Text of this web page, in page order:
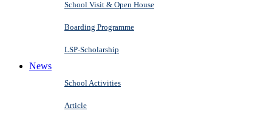
School Visit & Open House
Boarding Programme
LSP-Scholarship
News
School Activities
Article